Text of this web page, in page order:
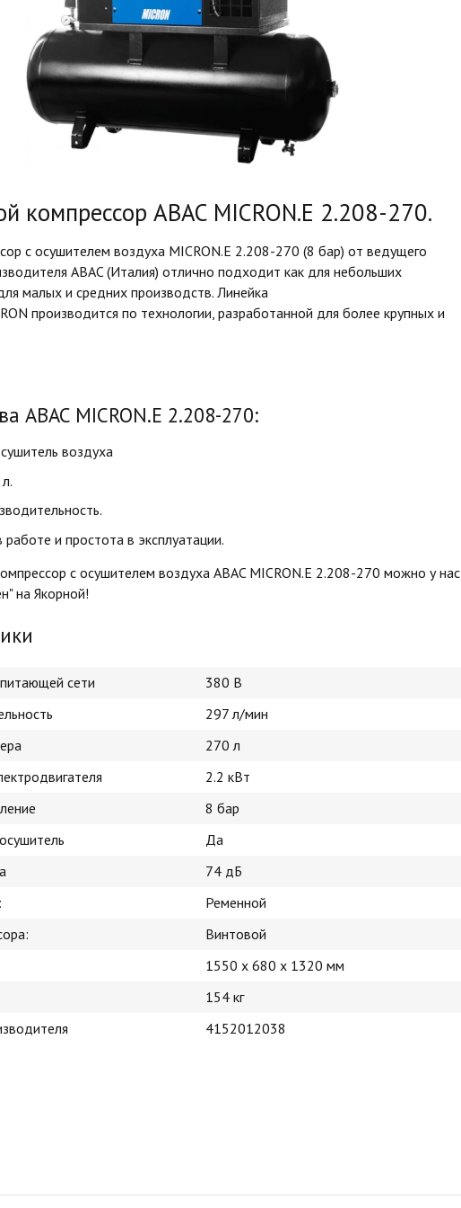
компрессор ABAC MICRON.E 2.208-270.
с осушителем воздуха MICRON.E 2.208-270 (8 бар) от ведущего
ABAC (Италия) отлично подходит как для небольших
малых и средних производств. Линейка
производится по технологии, разработанной для более крупных и
ABAC MICRON.E 2.208-270:​
воздуха
и простота в эксплуатации.
с осушителем воздуха ABAC MICRON.E 2.208-270 можно у нас
на Якорной!
сети
380 В
297 л/мин
270 л
2.2 кВт
8 бар
Да
74 дБ
Ременной
Винтовой
1550 x 680 x 1320 мм
154 кг
4152012038